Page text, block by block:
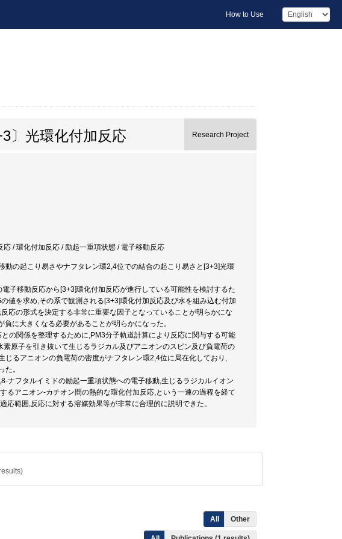
How to Use
〕光環化付加反応 Research Project
/ 環化付加反応 / 励起一重項状態 / 電子移動反応
の起こり易さやナフタレン環2,4位での結合の起こり易さと[3+3]光環
子移動反応から[3+3]環化付加反応が進行している可能性を検討するた
値を求め,その系で観測される[3+3]環化付加反応及び水を組み込む付加
応の形式を決定する非常に重要な因子となっていることが明らかにな
に大きくなる必要があることが明らかになった。
の関係を整理するために,PM3分子軌道計算により反応に関与する可能
原子を引き抜いて生じるラジカル及びアニオンのスピン及び負電荷の
るアニオンの負電荷の密度がナフタレン環2,4位に局在化しており,
た。
ナフタルイミドの励起一重項状態への電子移動,生じるラジカルイオン
るアニオン-カチオン間の熱的な環化付加反応,という一連の過程を経て
範囲,反応に対する溶媒効果等が非常に合理的に説明できた。
All Other